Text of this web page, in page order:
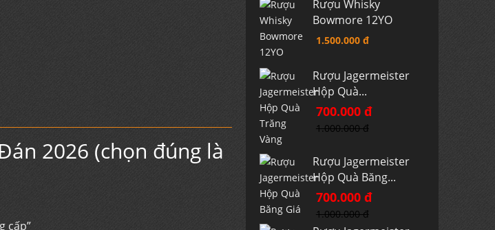
2026 (chọn đúng là
cấp”
Rượu Whisky
Bowmore 12YO
1.500.000 đ
Rượu Jagermeister
Hộp Quà...
700.000 đ
1.000.000 đ
Rượu Jagermeister
Hộp Quà Băng...
700.000 đ
1.000.000 đ